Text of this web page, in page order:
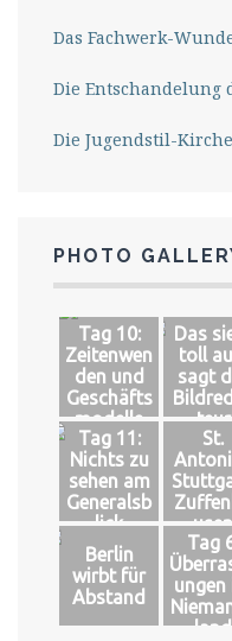
Das Fachwerk-
Die Entschandelung
Die Jugendstil-
PHOTO
Tag 10:
Zeitenwen
den und
Geschäfts
modelle
Das
toll
sagt
teur
Tag 11:
Nichts zu
sehen am
Generalsb
lick
St.
usen
Berlin
wirbt für
Abstand
Tag
ungen
land